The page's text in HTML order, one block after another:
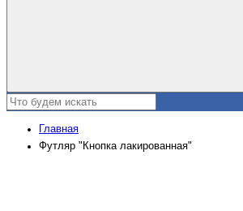
Главная
Футляр "Кнопка лакированная"